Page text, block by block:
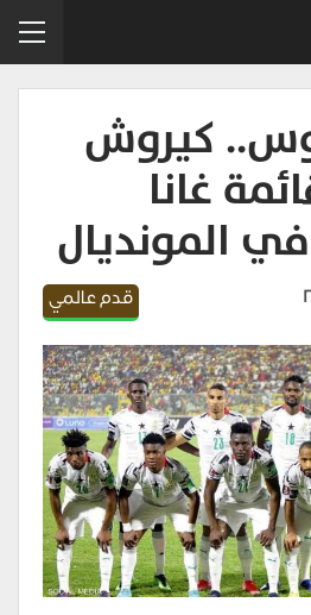
كيروش
غانا
المونديال
قدم عالمي